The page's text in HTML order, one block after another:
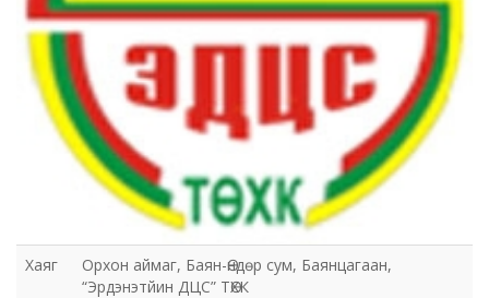
Хаяг
Орхон аймаг, Баян-Өндөр сум, Баянцагаан,
“Эрдэнэтйин ДЦС” ТӨХК